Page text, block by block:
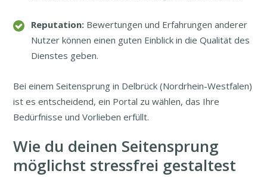
Reputation: Bewertungen und Erfahrungen anderer
Nutzer können einen guten Einblick in die Qualität des
Dienstes geben.
Bei einem Seitensprung in Delbrück (Nordrhein-Westfalen)
ist es entscheidend, ein Portal zu wählen, das Ihre
Bedürfnisse und Vorlieben erfüllt.
Wie du deinen Seitensprung
möglichst stressfrei gestaltest